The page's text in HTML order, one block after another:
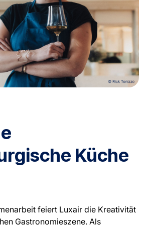
Küche
feiert Luxair die Kreativität
Gastronomieszene. Als